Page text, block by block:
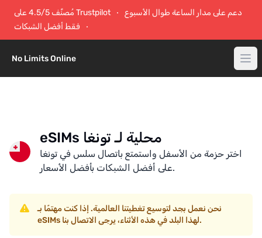
مُصنَّف 4.5/5 على Trustpilot
دعم على مدار الساعة طوال الأسبوع
فقط أفضل الشبكات
No Limits Online
eSIMs محلية لـ تونغا
اختر حزمة من الأسفل واستمتع باتصال سلس في تونغا
على أفضل الشبكات بأفضل الأسعار.
نحن نعمل بجد لتوسيع تغطيتنا العالمية. إذا كنت مهتمًا بـ
eSIMs لهذا البلد في هذه الأثناء، يرجى الاتصال بنا.